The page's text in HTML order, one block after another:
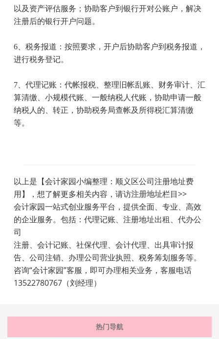
以及资产评估服务；协助客户到银行开对公账户，解决
注册后的银行开户问题。
6 、税务报道：按照要求，开户后协助客户到税务报道，
进行税务登记。
7 、代理记账：代帐报税、整理旧帐乱账、财务审计、汇
算清缴、小规模代账、一般纳税人代账，协助申请一般
纳税人的、转正，协助税务局查帐及所得税汇算清缴
等。
以上是【会计家园小编整理：顺义区公司注册地址费
用】，想了解更多相关内容，请访注册地址栏目>>
会计家园一站式创业服务平台，提供全面、专业、高效
的企业服务。包括：代理记账、注册地址出租、代办公
司
注册、会计记账、社保代理、会计代理、出具审计报
告、公司注销、办理公司营业执照、税务筹划服务等。
咨询“会计家园”客服，即可办理相关业务，客服电话
13522780767（刘经理）
热门导航